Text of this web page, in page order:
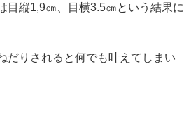
目縦1,9㎝、目横3.5㎝という結果に
だりされると何でも叶えてしまい